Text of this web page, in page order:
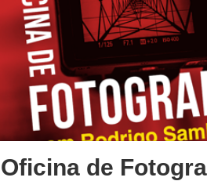
Oficina de